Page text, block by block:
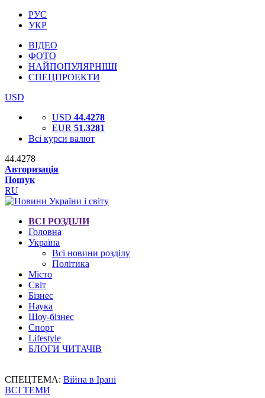
РУС
УКР
ВІДЕО
ФОТО
НАЙПОПУЛЯРНІШІ
СПЕЦПРОЕКТИ
USD
USD 44.4278
EUR 51.3281
Всі курси валют
44.4278
Авторизація
Пошук
RU
ВСІ РОЗДІЛИ
Головна
Україна
Всі новини розділу
Політика
Місто
Світ
Бізнес
Наука
Шоу-бізнес
Спорт
Lifestyle
БЛОГИ ЧИТАЧІВ
СПЕЦТЕМА: Війна в Ірані
ВСІ ТЕМИ